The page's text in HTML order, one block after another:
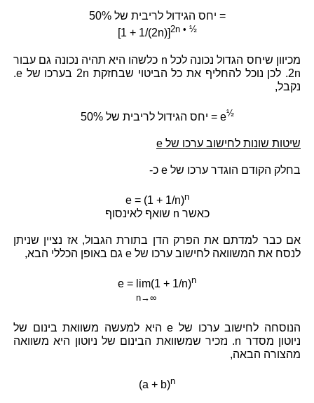
יחס הגידול לריבית של 50% =
[1 + 1/(2n)] 2n • ½
מכיוון שיחס הגדול נכונה לכל n כלשהו היא תהיה נכונה גם עבור
2n. לכן נוכל להחליף את כל הביטוי שבחזקת 2n בערכו של e.
נקבל,
יחס הגידול לריבית של 50% = e½
שיטות שונות לחישוב ערכו של e
בחלק הקודם הוגדר ערכו של e כ-
e = (1 + 1/n)n
כאשר n שואף לאינסוף
אם כבר למדתם את הפרק הדן בתורת הגבול, אז נציין שניתן
לנסח את המשוואה לחישוב ערכו של e גם באופן הכללי הבא,
e = lim(1 + 1/n)n
n→∞
הנוסחה לחישוב ערכו של e היא למעשה משוואת בינום של
ניוטון מסדר n. נזכיר שמשוואת הבינום של ניוטון היא משוואה
מהצורה הבאה,
(a + b)n